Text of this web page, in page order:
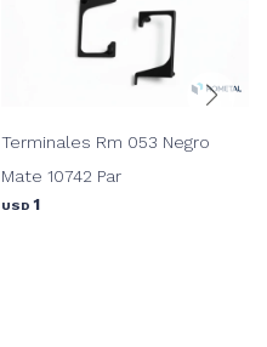
Terminales Rm 053 Negro
Mate 10742 Par
USD 1